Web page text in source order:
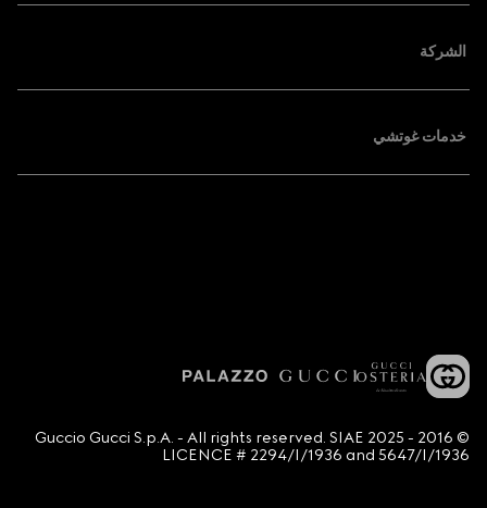
الشركة
خدمات غوتشي
© 2016 - 2025 Guccio Gucci S.p.A. - All rights reserved. SIAE
LICENCE # 2294/I/1936 and 5647/I/1936